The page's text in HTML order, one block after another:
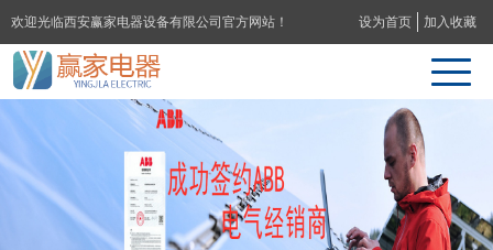
欢迎光临西安赢家电器设备有限公司官方网站！ 设为首页 加入收藏